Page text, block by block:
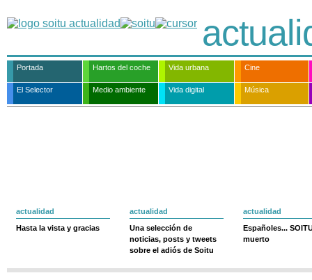
Portada Hartos del coche Vida urbana Cine
El Selector Medio ambiente Vida digital Música
actualidad
Hasta la vista y gracias
actualidad
Una selección de
noticias, posts y tweets
sobre el adiós de Soitu
actualidad
Españoles...
muerto